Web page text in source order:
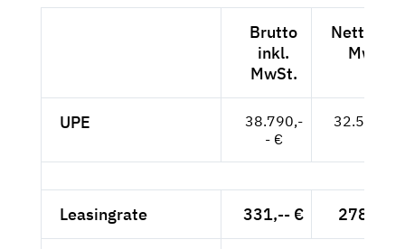
Brutto
inkl.
MwSt.
Netto
MwSt.
UPE
38.790,-
- €
32.597,--
Leasingrate 331,-- € 278,15 €